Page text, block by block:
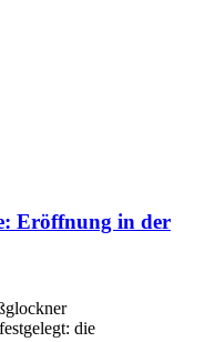
Eröffnung in der
die